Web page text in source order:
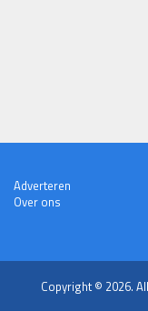
Adverteren
Over ons
Copyright © 2026.